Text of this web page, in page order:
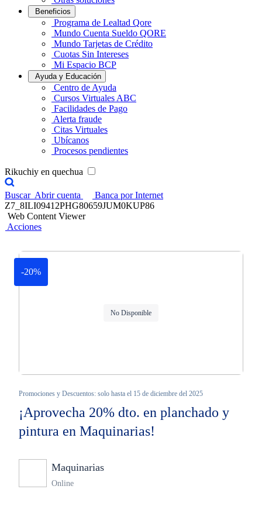
Beneficios
Programa de Lealtad Qore
Mundo Cuenta Sueldo QORE
Mundo Tarjetas de Crédito
Cuotas Sin Intereses
Mi Espacio BCP
Ayuda y Educación
Centro de Ayuda
Cursos Virtuales ABC
Facilidades de Pago
Alerta fraude
Citas Virtuales
Ubícanos
Procesos pendientes
Rikuchiy en quechua
Buscar Abrir cuenta
Banca por Internet
Z7_8ILI09412PHG80659JUM0KUP86
Web Content Viewer
Acciones
-20%
No Disponible
Promociones y Descuentos: solo hasta el 15 de diciembre del 2025
¡Aprovecha 20% dto. en planchado y
pintura en Maquinarias!
Maquinarias
Online